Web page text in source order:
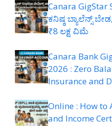
Canara GigStar
ಕನಿಷ್ಠ ಬ್ಯಾಲೆನ್ಸ್
₹8 ಲಕ್ಷ ವಿಮೆ
Canara Bank
2026 : Zero
Insurance and
Online : How to
and Income